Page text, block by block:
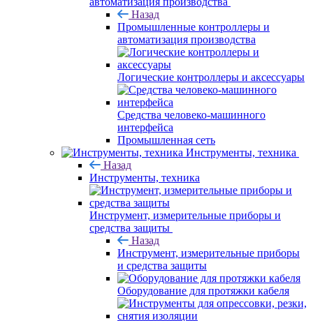
Назад
Промышленные контроллеры и
автоматизация производства
Логические контроллеры и аксессуары
Средства человеко-машинного
интерфейса
Промышленная сеть
Инструменты, техника
Назад
Инструменты, техника
Инструмент, измерительные приборы и
средства защиты
Назад
Инструмент, измерительные приборы
и средства защиты
Оборудование для протяжки кабеля